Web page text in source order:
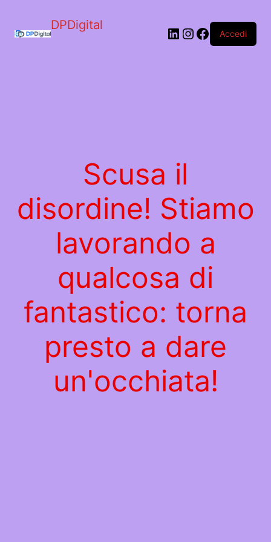
DPDigital LinkedIn
Instagram
Facebook
Accedi
Scusa il
disordine! Stiamo
lavorando a
qualcosa di
fantastico: torna
presto a dare
un'occhiata!